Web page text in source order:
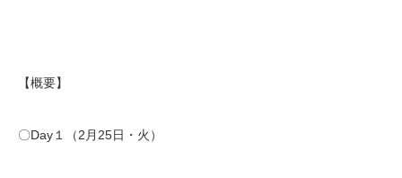
【概要】
〇Day１（2月25日・火）